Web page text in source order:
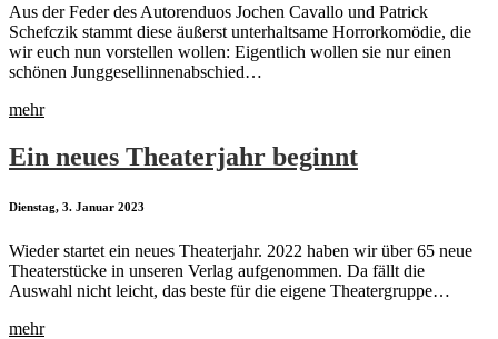
Aus der Feder des Autorenduos Jochen Cavallo und Patrick
Schefczik stammt diese äußerst unterhaltsame Horrorkomödie, die
wir euch nun vorstellen wollen: Eigentlich wollen sie nur einen
schönen Junggesellinnenabschied…
mehr
Ein neues Theaterjahr beginnt
Dienstag, 3. Januar 2023
Wieder startet ein neues Theaterjahr. 2022 haben wir über 65 neue
Theaterstücke in unseren Verlag aufgenommen. Da fällt die
Auswahl nicht leicht, das beste für die eigene Theatergruppe…
mehr